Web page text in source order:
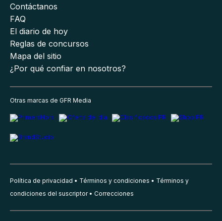
Contáctanos
FAQ
El diario de hoy
Reglas de concursos
Mapa del sitio
¿Por qué confiar en nosotros?
Otras marcas de GFR Media
Política de privacidad Términos y condiciones
Términos y
condiciones del suscriptor
Correcciones